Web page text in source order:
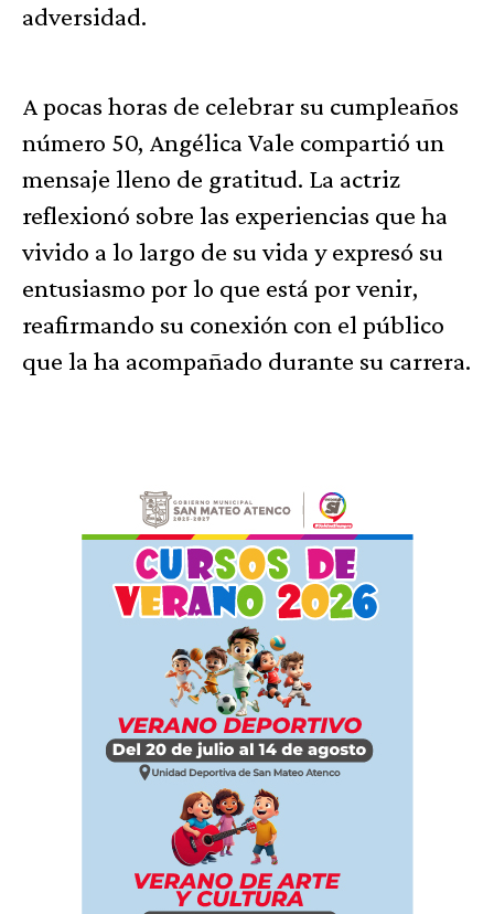
adversidad.
A pocas horas de celebrar su cumpleaños
número 50, Angélica Vale compartió un
mensaje lleno de gratitud. La actriz
reflexionó sobre las experiencias que ha
vivido a lo largo de su vida y expresó su
entusiasmo por lo que está por venir,
reafirmando su conexión con el público
que la ha acompañado durante su carrera.